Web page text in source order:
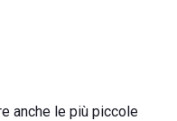
anche le più piccole